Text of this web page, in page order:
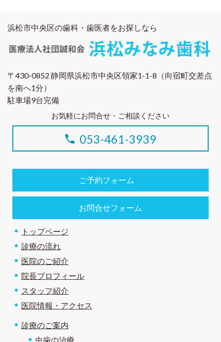
浜松市中央区の歯科・歯医者をお探しなら
〒430-0852 静岡県浜松市中央区領家1-1-8（向宿町交差点
を南へ1分）
駐車場9台完備
お気軽にお問合せ・ご相談ください
053-461-3939
ご予約フォーム
お問合せフォーム
トップページ
診療の流れ
医院のご紹介
院長プロフィール
スタッフ紹介
医院情報・アクセス
診療のご案内
虫歯の治療